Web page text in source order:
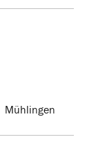
Mühlingen